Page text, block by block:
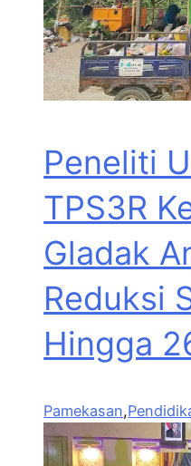
Peneliti
TPS3R
Gladak
Reduksi
Hingga
Pamekasan,